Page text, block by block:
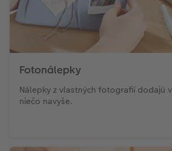
Fotonálepky
Nálepky z vlastných fotografií dodajú
niečo navyše.